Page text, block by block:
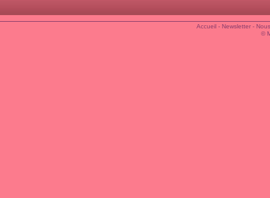
Accueil- Newsletter-
©